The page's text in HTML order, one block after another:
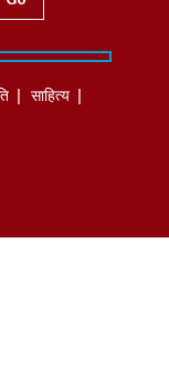
साहित्‍य